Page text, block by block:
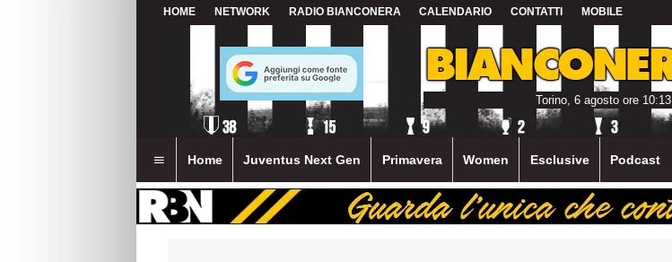
HOME NETWORK RADIO BIANCONERA CALENDARIO CONTATTI MOBILE
Torino, 6 agosto ore 10:13
Home Juventus Next Gen Primavera Women Esclusive Podcast